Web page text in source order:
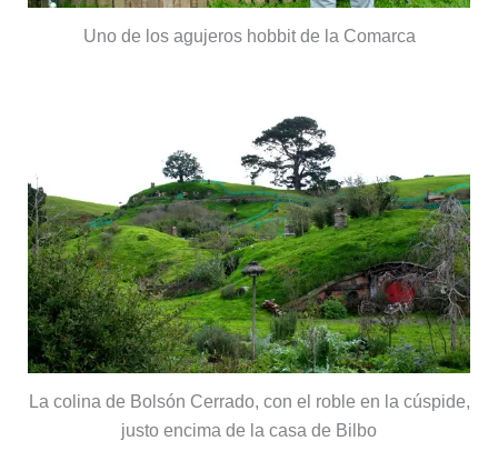
Uno de los agujeros hobbit de la Comarca
La colina de Bolsón Cerrado, con el roble en la cúspide,
justo encima de la casa de Bilbo